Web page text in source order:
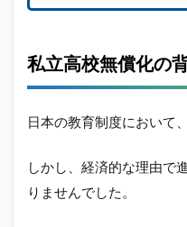
だっ
1.5
制度
用範
全国
の状
況
私立高校無償化の
日本の教育制度において
しかし、経済的な理由で
りませんでした。